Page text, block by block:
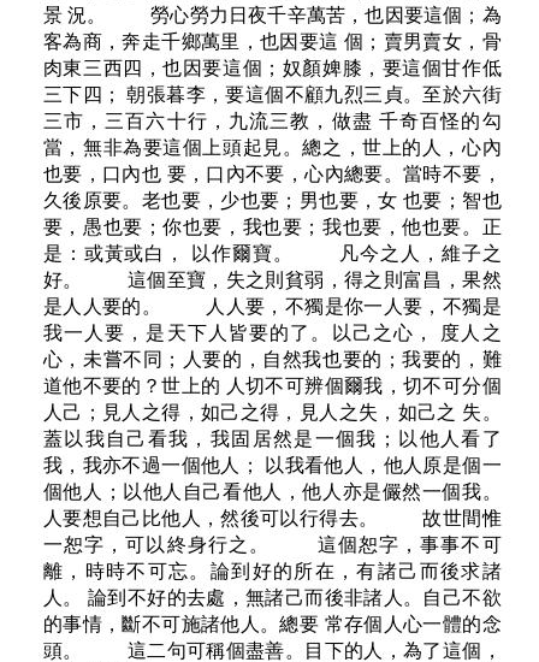
景 況。 勞心勞力日夜千辛萬苦，也因要這個；為
客為商，奔走千鄉萬里，也因要這 個；賣男賣女，骨
肉東三西四，也因要這個；奴顏婢膝，要這個甘作低
三下四； 朝張暮李，要這個不顧九烈三貞。至於六街
三市，三百六十行，九流三教，做盡 千奇百怪的勾
當，無非為要這個上頭起見。總之，世上的人，心內
也要，口內也 要，口內不要，心內總要。當時不要，
久後原要。老也要，少也要；男也要，女 也要；智也
要，愚也要；你也要，我也要；我也要，他也要。正
是：或黃或白， 以作爾寶。 凡今之人，維子之
好。 這個至寶，失之則貧弱，得之則富昌，果然
是人人要的。 人人要，不獨是你一人要，不獨是
我一人要，是天下人皆要的了。以己之心， 度人之
心，未嘗不同；人要的，自然我也要的；我要的，難
道他不要的？世上的 人切不可辨個爾我，切不可分個
人己；見人之得，如己之得，見人之失，如己之 失。
蓋以我自己看我，我固居然是一個我；以他人看了
我，我亦不過一個他人； 以我看他人，他人原是個一
個他人；以他人自己看他人，他人亦是儼然一個我。
人要想自己比他人，然後可以行得去。 故世間惟
一恕字，可以終身行之。 這個恕字，事事不可
離，時時不可忘。論到好的所在，有諸己而後求諸
人。 論到不好的去處，無諸己而後非諸人。自己不欲
的事情，斷不可施諸他人。總要 常存個人心一體的念
頭。 這二句可稱個盡善。目下的人，為了這個，